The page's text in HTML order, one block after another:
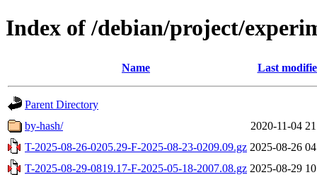
Index of /debian/project/
Name Last
Parent Directory
by-hash/
2020-11-04
T-2025-08-26-0205.29-F-2025-08-23-0209.09.gz 2025-08-26
T-2025-08-29-0819.17-F-2025-05-18-2007.08.gz 2025-08-29